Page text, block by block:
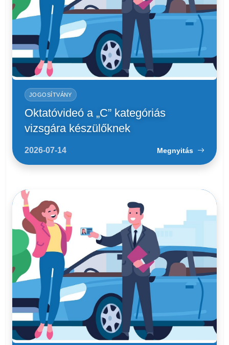
JOGOSÍTVÁNY
Oktatóvideó a „C” kategóriás
vizsgára készülőknek
2026-07-14 Megnyitás